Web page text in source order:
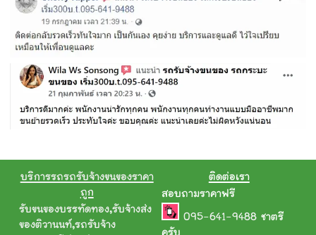
บริการรถรถรับจ้างขนของราคา
ถูก
รับขนของบรรทัดทอง,รับจ้างส่ง
ของติวานนท์,รถรับจ้าง
ติดต่อเรา
สอบถามราคาฟรี
095-641-9488 ชาตรี